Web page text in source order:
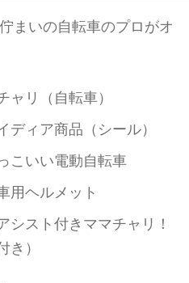
まいの自転車のプロがオ
ャリ（自転車）
ディア商品（シール）
こいい電動自転車
用ヘルメット
シスト付きママチャリ！
き）